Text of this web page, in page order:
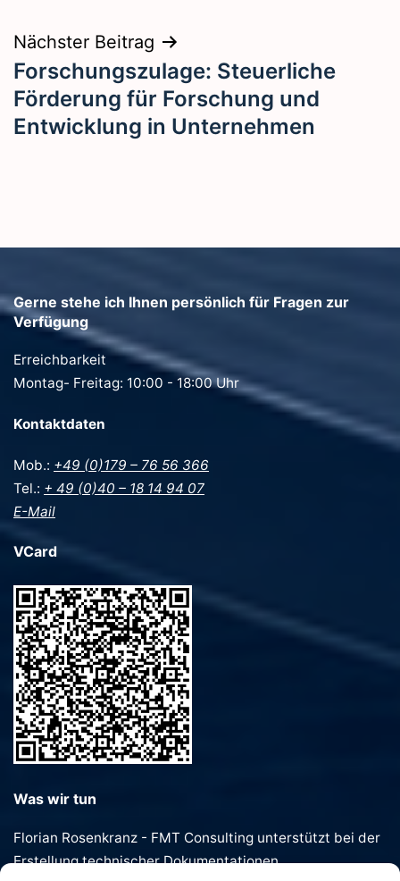
Nächster Beitrag
Forschungszulage: Steuerliche
Förderung für Forschung und
Entwicklung in Unternehmen
Gerne stehe ich Ihnen persönlich für Fragen zur
Verfügung
Erreichbarkeit
Montag- Freitag: 10:00 - 18:00 Uhr
Kontaktdaten
Mob.: +49 (0)179 – 76 56 366
Tel.: + 49 (0)40 – 18 14 94 07
E-Mail
VCard
Was wir tun
Florian Rosenkranz - FMT Consulting unterstützt bei der
Erstellung technischer Dokumentationen,